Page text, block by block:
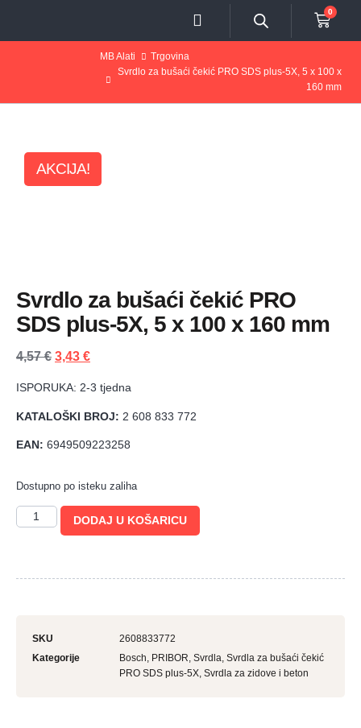
0
MB Alati
Trgovina
Svrdlo za bušaći čekić PRO SDS plus-5X, 5 x 100 x
160 mm
AKCIJA!
Svrdlo za bušaći čekić PRO
SDS plus-5X, 5 x 100 x 160 mm
4,57€ 3,43 €
ISPORUKA: 2-3 tjedna
KATALOŠKI BROJ: 2 608 833 772
EAN: 6949509223258
Dostupno po isteku zaliha
DODAJ U KOŠARICU
SKU
2608833772
Kategorije
Bosch, PRIBOR, Svrdla, Svrdla za bušaći čekić
PRO SDS plus-5X, Svrdla za zidove i beton